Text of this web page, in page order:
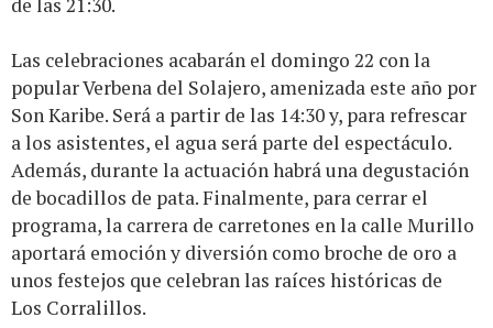
de las 21:30.
Las celebraciones acabarán el domingo 22 con la
popular Verbena del Solajero, amenizada este año por
Son Karibe. Será a partir de las 14:30 y, para refrescar
a los asistentes, el agua será parte del espectáculo.
Además, durante la actuación habrá una degustación
de bocadillos de pata. Finalmente, para cerrar el
programa, la carrera de carretones en la calle Murillo
aportará emoción y diversión como broche de oro a
unos festejos que celebran las raíces históricas de
Los Corralillos.